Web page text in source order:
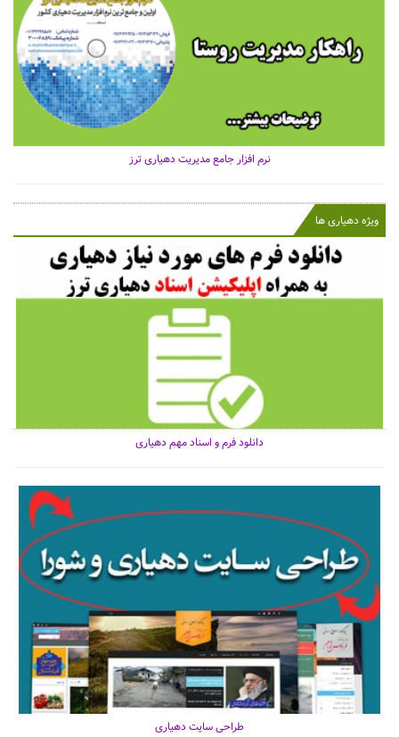
نرم افزار جامع مدیریت دهیاری ترز
ویژه دهیاری ها
دانلود فرم و اسناد مهم دهیاری
طراحی سایت دهیاری